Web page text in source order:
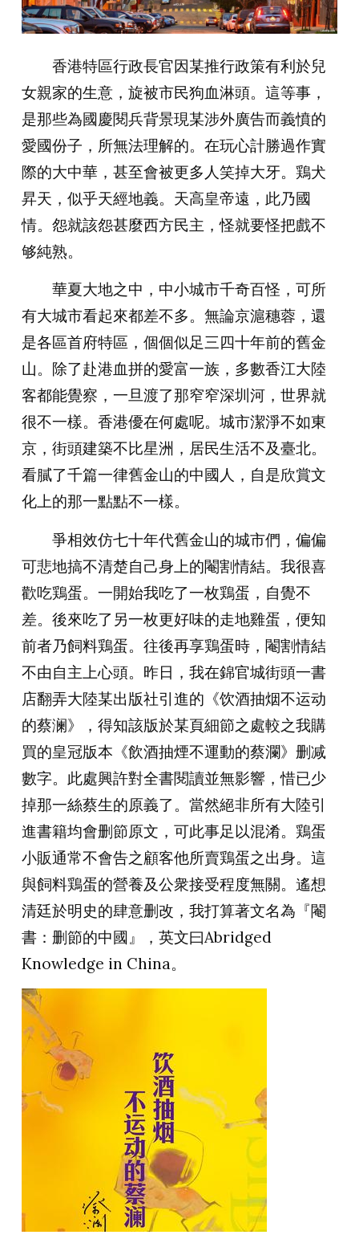
香港特區行政長官因某推行政策有利於兒
女親家的生意，旋被市民狗血淋頭。這等事，
是那些為國慶閱兵背景現某涉外廣告而義憤的
愛國份子，所無法理解的。在玩心計勝過作實
際的大中華，甚至會被更多人笑掉大牙。鶏犬
昇天，似乎天經地義。天高皇帝遠，此乃國
情。怨就該怨甚麼西方民主，怪就要怪把戲不
够純熟。
華夏大地之中，中小城市千奇百怪，可所
有大城市看起來都差不多。無論京滬穗蓉，還
是各區首府特區，個個似足三四十年前的舊金
山。除了赴港血拼的愛富一族，多數香江大陸
客都能覺察，一旦渡了那窄窄深圳河，世界就
很不一樣。香港優在何處呢。城市潔淨不如東
京，街頭建築不比星洲，居民生活不及臺北。
看膩了千篇一律舊金山的中國人，自是欣賞文
化上的那一點點不一樣。
爭相效仿七十年代舊金山的城市們，偏偏
可悲地搞不清楚自己身上的閹割情結。我很喜
歡吃鶏蛋。一開始我吃了一枚鶏蛋，自覺不
差。後來吃了另一枚更好味的走地雞蛋，便知
前者乃飼料鶏蛋。往後再享鶏蛋時，閹割情結
不由自主上心頭。昨日，我在錦官城街頭一書
店翻弄大陸某出版社引進的《饮酒抽烟不运动
的蔡澜》，得知該版於某頁細節之處較之我購
買的皇冠版本《飲酒抽煙不運動的蔡瀾》删减
數字。此處興許對全書閱讀並無影響，惜已少
掉那一絲蔡生的原義了。當然絕非所有大陸引
進書籍均會删節原文，可此事足以混淆。鶏蛋
小販通常不會告之顧客他所賣鶏蛋之出身。這
與飼料鶏蛋的營養及公衆接受程度無關。遙想
清廷於明史的肆意删改，我打算著文名為『閹
書：删節的中國』，英文曰Abridged
Knowledge in China。